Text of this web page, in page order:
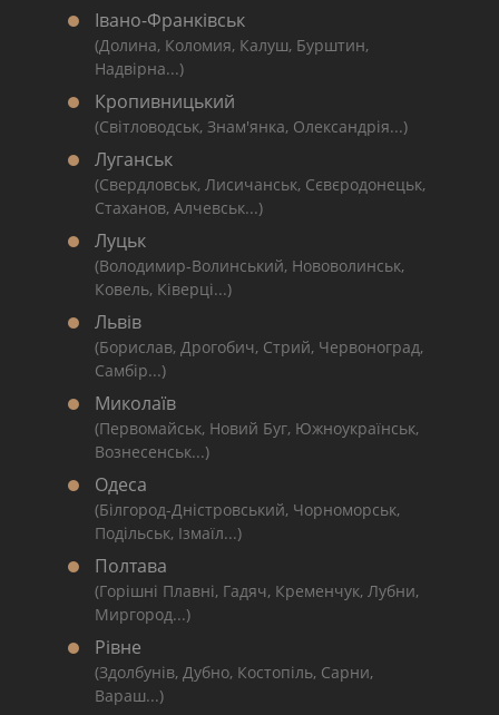
Івано-Франківськ
(Долина, Коломия, Калуш, Бурштин,
Надвірна...)
Кропивницький
(Світловодськ, Знам'янка, Олександрія...)
Луганськ
(Свердловськ, Лисичанськ, Сєвєродонецьк,
Стаханов, Алчевськ...)
Луцьк
(Володимир-Волинський, Нововолинськ,
Ковель, Ківерці...)
Львів
(Борислав, Дрогобич, Стрий, Червоноград,
Самбір...)
Миколаїв
(Первомайськ, Новий Буг, Южноукраїнськ,
Вознесенськ...)
Одеса
(Білгород-Дністровський, Чорноморськ,
Подільськ, Ізмаїл...)
Полтава
(Горішні Плавні, Гадяч, Кременчук, Лубни,
Миргород...)
Рівне
(Здолбунів, Дубно, Костопіль, Сарни,
Вараш...)